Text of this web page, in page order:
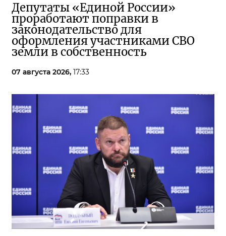
Депутаты «Единой России»
проработают поправки в
законодательство для
оформления участниками СВО
земли в собственность
07 августа 2026, 17:33